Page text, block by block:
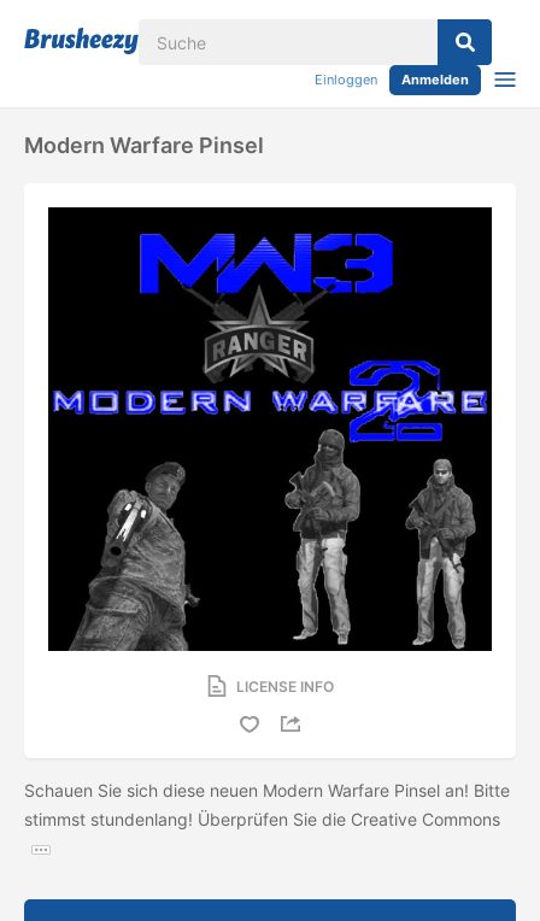
Einloggen Anmelden
Modern Warfare Pinsel
LICENSE INFO
Schauen Sie sich diese neuen Modern Warfare Pinsel an! Bitte
stimmst stundenlang! Überprüfen Sie die Creative Commons